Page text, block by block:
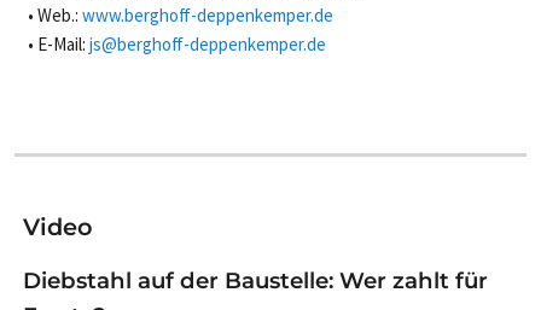
Web.: www.berghoff-deppenkemper.de
E-Mail: js@berghoff-deppenkemper.de
Video
Diebstahl auf der Baustelle: Wer zahlt für